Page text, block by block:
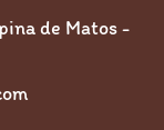
de Matos -